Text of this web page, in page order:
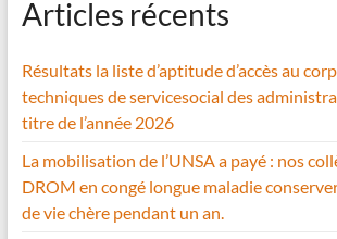
Articles récents
Résultats la liste d’aptitude d’accès au
techniques de servicesocial des
titre de l’année 2026
La mobilisation de l’UNSA a payé : nos
DROM en congé longue maladie
de vie chère pendant un an.